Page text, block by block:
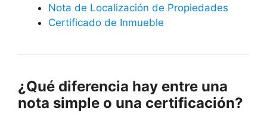
Nota de Localización de Propiedades
Certificado de Inmueble
¿Qué diferencia hay entre una
nota simple o una certificación?